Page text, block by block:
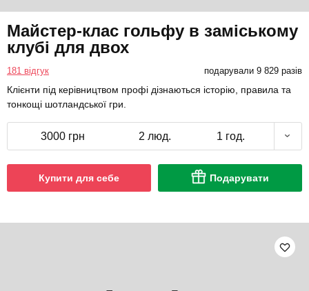
Майстер-клас гольфу в заміському
клубі для двох
181 відгук подарували 9 829 разів
Клієнти під керівництвом профі дізнаються історію, правила та
тонкощі шотландської гри.
3000 грн 2 люд. 1 год.
Купити для себе Подарувати